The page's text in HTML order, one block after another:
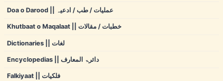
Doa o Darood || عملیات / طب / ادعیہ
Khutbaat o Maqalaat || خطبات / مقالات
Dictionaries || لغات
Encyclopedias || دائرۃ المعارف
Falkiyaat || فلکیات